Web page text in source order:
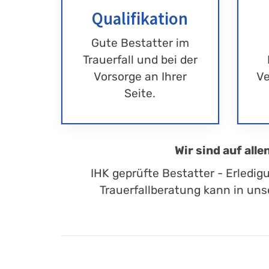
Qualifikation
Gute Bestatter im
Trauerfall und bei der
Vorsorge an Ihrer
Seite.
Wir sind auf
IHK geprüfte Bestatter -
Trauerfallberatung kann in